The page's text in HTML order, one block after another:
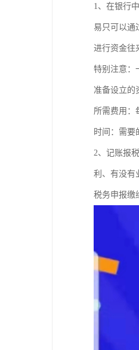
1、在银行
易只可以通
进行资金往
特别注意：
准备设立
所需费用：
时间：需
2、记账报
利、有没有
税务申报缴